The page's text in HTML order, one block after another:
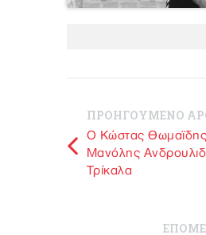
ΠΡΟΗΓΟΥΜΕΝΟ
O Kώστας
Μανόλης
Τρίκαλα